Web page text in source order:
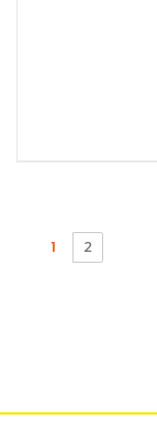
1 (current)
2